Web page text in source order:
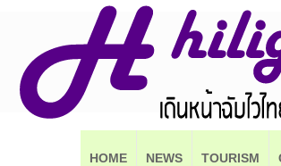
HOME NEWS TOURISM